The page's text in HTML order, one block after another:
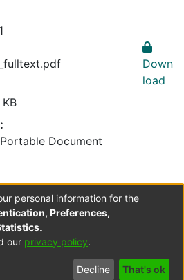
Document
Down
load
End User
Send
personal information for the
Preferences,
.
our privacy policy.
Decline That's ok